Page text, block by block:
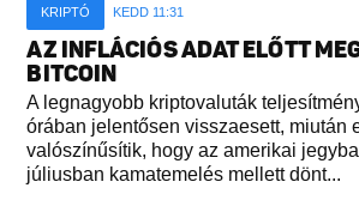
KRIPTÓ KEDD 11:31
AZ INFLÁCIÓS ADAT ELŐTT
BITCOIN
A legnagyobb kriptovaluták
órában jelentősen visszaesett, miután
valószínűsítik, hogy az amerikai
júliusban kamatemelés mellett dönt...